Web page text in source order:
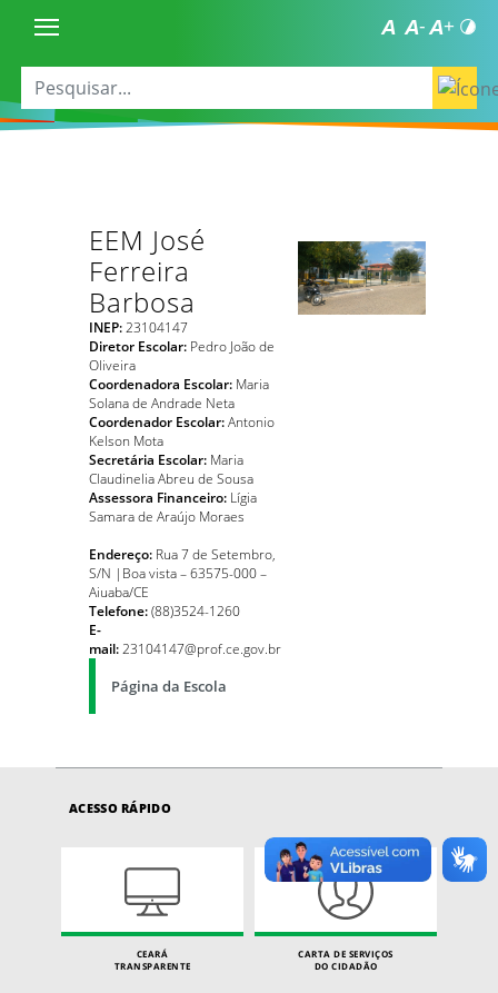
EEM José
Ferreira
Barbosa
INEP: 23104147
Diretor Escolar: Pedro João de
Oliveira
Coordenadora Escolar: Maria
Solana de Andrade Neta
Coordenador Escolar:Antonio
Kelson Mota
Secretária Escolar: Maria
Claudinelia Abreu de Sousa
Assessora Financeiro: Lígia
Samara de Araújo Moraes
Endereço: Rua 7 de Setembro,
S/N |Boa vista – 63575-000 –
Aiuaba/CE
Telefone:(88)3524-1260
E-
mail: 23104147@prof.ce.gov.br
Página da Escola
ACESSO RÁPIDO
CEARÁ
TRANSPARENTE
CARTA DE SERVIÇOS
DO CIDADÃO